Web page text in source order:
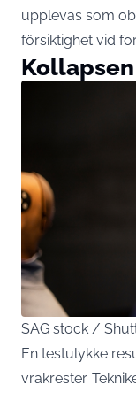
upplevas som
försiktighet vid
Kollapsen
SAG stock /
En testulykke
vrakrester.